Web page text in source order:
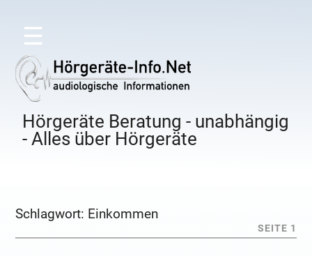
☰
Hörgeräte Beratung - unabhängig
- Alles über Hörgeräte
Schlagwort: Einkommen
SEITE 1